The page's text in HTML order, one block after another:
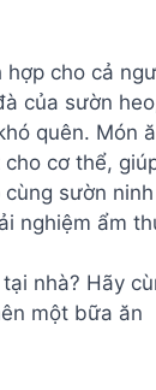
cho cả
của sườn
quên. Món
cơ thể,
sườn ninh
nghiệm ẩm
nhà? Hãy
một bữa ăn